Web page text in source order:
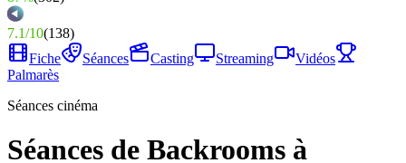
7.1/10(138)
Fiche
Séances Casting Streaming
Vidéos
Palmarès
Séances cinéma
Séances de Backrooms à